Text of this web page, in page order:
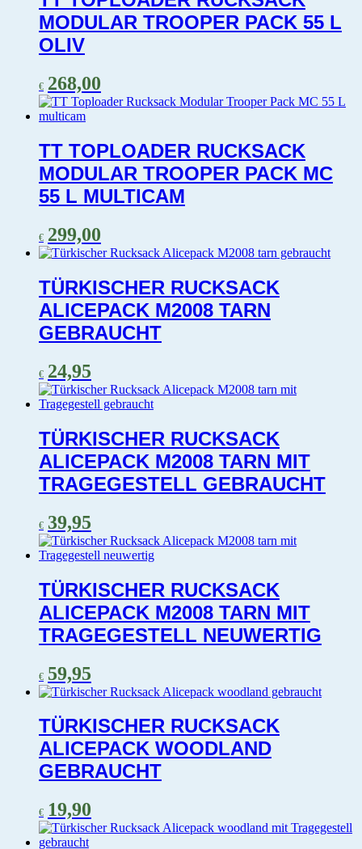
MODULAR TROOPER PACK 55 L
OLIV
€ 268,00
TT TOPLOADER RUCKSACK
MODULAR TROOPER PACK MC
55 L MULTICAM
€ 299,00
TÜRKISCHER RUCKSACK
ALICEPACK M2008 TARN
GEBRAUCHT
€ 24,95
TÜRKISCHER RUCKSACK
ALICEPACK M2008 TARN MIT
TRAGEGESTELL GEBRAUCHT
€ 39,95
TÜRKISCHER RUCKSACK
ALICEPACK M2008 TARN MIT
TRAGEGESTELL NEUWERTIG
€ 59,95
TÜRKISCHER RUCKSACK
ALICEPACK WOODLAND
GEBRAUCHT
€ 19,90